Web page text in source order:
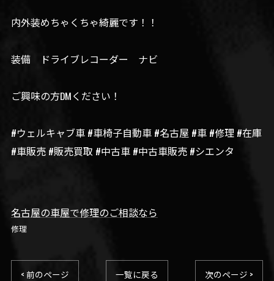
内外装めちゃくちゃ綺麗です！！
装備 ドライブレコーダー ナビ
ご興味の方DMください！
#ウェルキャブ車 #車椅子自動車 #名古屋 #車 #修理 #在庫
#車販売 #販売買取 #中古車 #中古車販売 #シエンタ
名古屋の車屋で修理のご相談なら
修理
< 前のページ 一覧に戻る 次のページ >